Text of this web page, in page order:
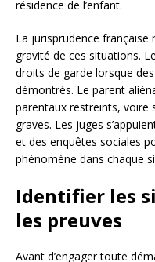
résidence de l’enfant.
La jurisprudence
gravité de ces situations.
droits de garde lorsque
démontrés. Le parent
parentaux restreints, voire
graves. Les juges
et des enquêtes sociales
phénomène dans chaque
Identifier les
les preuves
Avant d’engager toute